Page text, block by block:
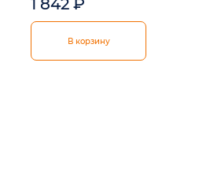
1 842 ₽
В корзину